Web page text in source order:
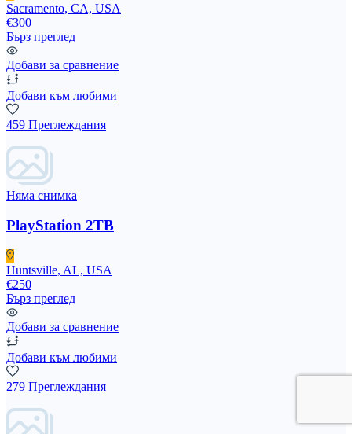
Sacramento, CA, USA
€300
Бърз преглед
Добави за сравнение
Добави към любими
459 Преглеждания
Няма снимка
PlayStation 2TB
Huntsville, AL, USA
€250
Бърз преглед
Добави за сравнение
Добави към любими
279 Преглеждания